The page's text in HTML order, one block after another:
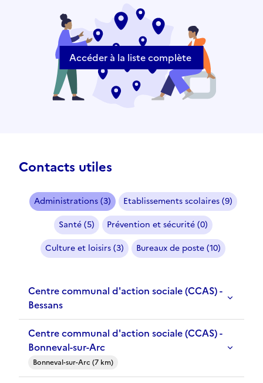
Accéder à la liste complète
Contacts utiles
Administrations (3)
Etablissements scolaires (9)
Santé (5)
Prévention et sécurité (0)
Culture et loisirs (3)
Bureaux de poste (10)
Centre communal d'action sociale (CCAS) -
Bessans
Centre communal d'action sociale (CCAS) -
Bonneval-sur-Arc
Bonneval-sur-Arc (7 km)